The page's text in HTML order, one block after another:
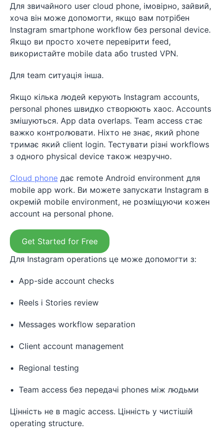
Для звичайного user cloud phone, імовірно, зайвий,
хоча він може допомогти, якщо вам потрібен
Instagram smartphone workflow без personal device.
Якщо ви просто хочете перевірити feed,
використайте mobile data або trusted VPN.
Для team ситуація інша.
Якщо кілька людей керують Instagram accounts,
personal phones швидко створюють хаос. Accounts
змішуються. App data overlaps. Team access стає
важко контролювати. Ніхто не знає, який phone
тримає який client login. Тестувати різні workflows
з одного physical device також незручно.
Cloud phone дає remote Android environment для
mobile app work. Ви можете запускати Instagram в
окремій mobile environment, не розміщуючи кожен
account на personal phone.
Get Started for Free
Для Instagram operations це може допомогти з:
App-side account checks
Reels і Stories review
Messages workflow separation
Client account management
Regional testing
Team access без передачі phones між людьми
Цінність не в magic access. Цінність у чистішій
operating structure.